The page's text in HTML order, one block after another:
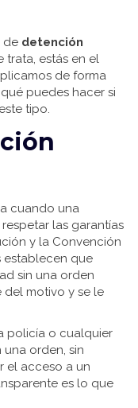
de detención
trata, estás en el
de forma
puedes hacer si
tipo.
cuando una
las garantías
y la Convención
establecen que
sin una orden
del motivo y se le
policía o cualquier
orden, sin
el acceso a un
es lo que